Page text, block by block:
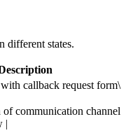
different states.
callback request form\
communication channel
|